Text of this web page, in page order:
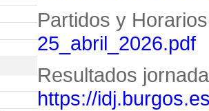
Partidos y
25_abril_2026.pdf
Resultados
https://